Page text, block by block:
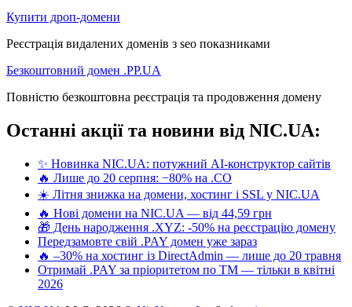
Купити дроп-домени
Реєстрація видалених доменів з seo показниками
Безкоштовний домен .PP.UA
Повністю безкоштовна реєстрація та продовження домену
Останні акції та новини від NIC.UA:
✨ Новинка NIC.UA: потужний AI-конструктор сайтів
🔥 Лише до 20 серпня: −80% на .CO
☀️ Літня знижка на домени, хостинг і SSL у NIC.UA
🔥 Нові домени на NIC.UA — від 44,59 грн
🎁 День народження .XYZ: -50% на реєстрацію домену
Передзамовте свій .PAY домен уже зараз
🔥 –30% на хостинг із DirectAdmin — лише до 20 травня
Отримай .PAY за пріоритетом по ТМ — тільки в квітні
2026